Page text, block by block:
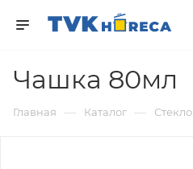
Чашка 80мл
Главная — Каталог — Стекло